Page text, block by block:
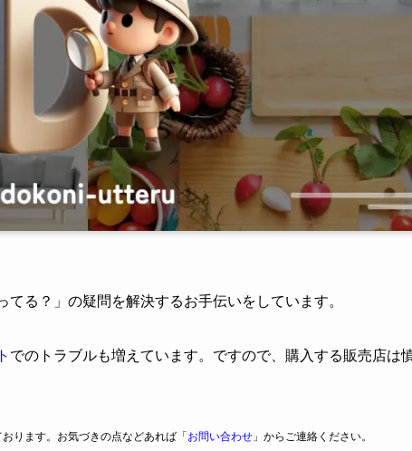
る？」の疑問を解決するお手伝いをしています。
でのトラブルも増えています。ですので、購入する販売店は
ります。お気づきの点などあれば「 お問い合わせ 」からご連絡ください。